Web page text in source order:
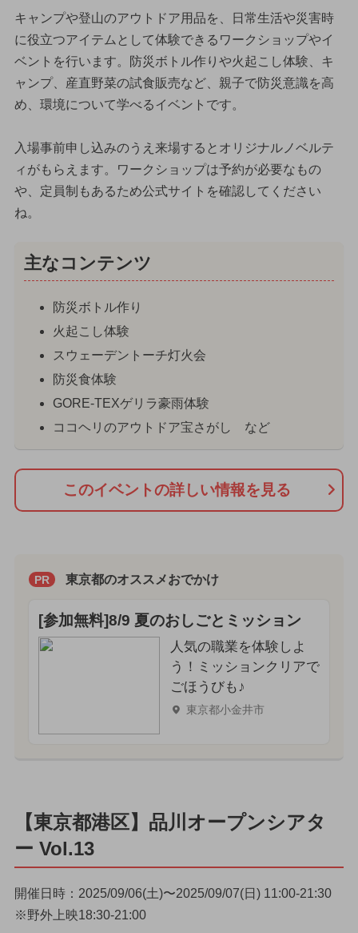
キャンプや登山のアウトドア用品を、日常生活や災害時
に役立つアイテムとして体験できるワークショップやイ
ベントを行います。防災ボトル作りや火起こし体験、キ
ャンプ、産直野菜の試食販売など、親子で防災意識を高
め、環境について学べるイベントです。
入場事前申し込みのうえ来場するとオリジナルノベルテ
ィがもらえます。ワークショップは予約が必要なもの
や、定員制もあるため公式サイトを確認してください
ね。
主なコンテンツ
防災ボトル作り
火起こし体験
スウェーデントーチ灯火会
防災食体験
GORE-TEXゲリラ豪雨体験
ココヘリのアウトドア宝さがし など
このイベントの詳しい情報を見る
PR 東京都のオススメおでかけ
[参加無料]8/9 夏のおしごとミッション
人気の職業を体験しよ
う！ミッションクリアで
ごほうびも♪
東京都小金井市
【東京都港区】品川オープンシアタ
ー Vol.13
開催日時：2025/09/06(土)〜2025/09/07(日) 11:00-21:30
※野外上映18:30-21:00